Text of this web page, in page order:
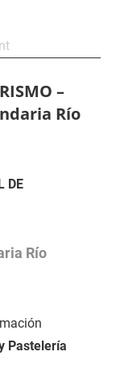
–
Río
DE
Río
Pastelería